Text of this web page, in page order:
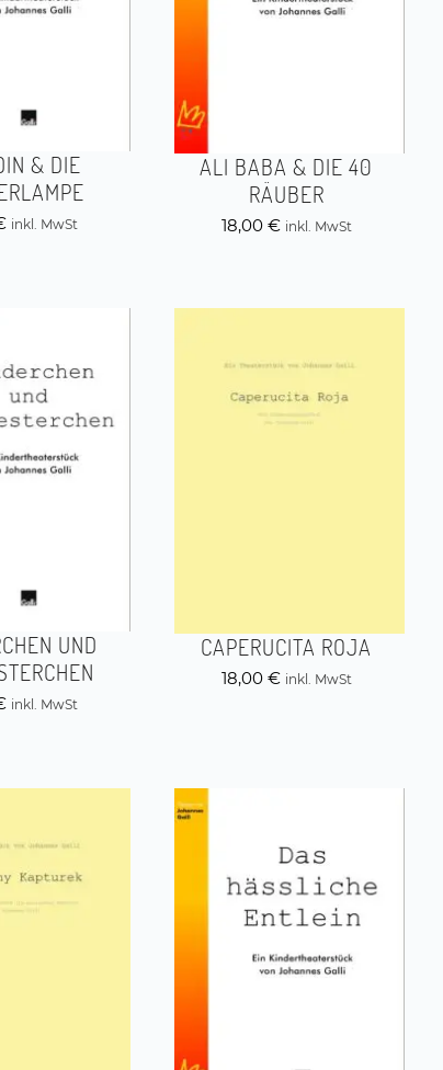
& DIE
inkl. MwSt
ALI BABA & DIE 40
RÄUBER
18,00 € inkl. MwSt
UND
inkl. MwSt
CAPERUCITA ROJA
18,00 € inkl. MwSt